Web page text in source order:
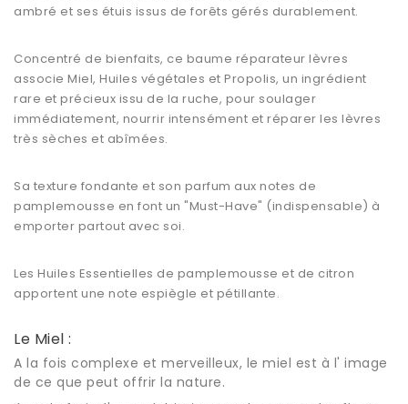
ambré et ses étuis issus de forêts gérés durablement.
Concentré de bienfaits, ce baume réparateur lèvres
associe Miel, Huiles végétales et Propolis, un ingrédient
rare et précieux issu de la ruche, pour soulager
immédiatement, nourrir intensément et réparer les lèvres
très sèches et abîmées.
Sa texture fondante et son parfum aux notes de
pamplemousse en font un "Must-Have" (indispensable) à
emporter partout avec soi.
Les Huiles Essentielles de pamplemousse et de citron
apportent une note espiègle et pétillante.
Le Miel :
A la fois complexe et merveilleux, le miel est à l' image
de ce que peut offrir la nature.